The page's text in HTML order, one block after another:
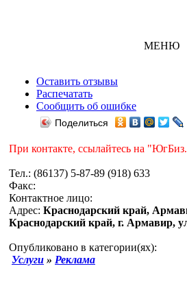
МЕНЮ
Оставить отзывы
Распечатать
Сообщить об ошибке
Поделиться
При контакте, ссылайтесь на
Тел.: (86137) 5-87-89 (918) 633
Факс:
Контактное лицо:
Адрес: Краснодарский край,
Краснодарский край, г. Армавир,
Опубликовано в категории(ях):
Услуги » Реклама